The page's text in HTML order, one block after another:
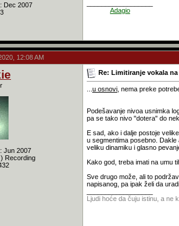
Dec 2007
Adagio
12:08 AM
Jun 2007
Recording
Re: Limitiranje vokala
u osnovi , nema preke
Podešavanje nivoa usnimka
pa se tako nivo "dotera" do
E sad, ako i dalje postoje
u segmentima posebno.
veliku dinamiku i glasno
Kako god, treba imati na umu
Sve drugo može, ali to
napisanog, pa ipak želi da
Ljudi hoće da čuju istinu, a ne